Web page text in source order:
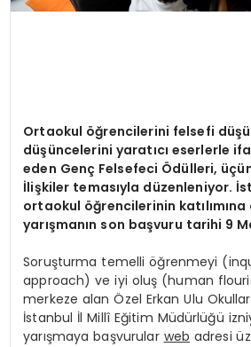
Ortaokul öğrencilerini felsefi
düşüncelerini yaratıcı eserlerle
eden Genç Felsefeci Ödülleri,
İlişkiler temasıyla düzenleniyor.
ortaokul öğrencilerinin katılımına
yarışmanın son başvuru tarihi 9
Soruşturma temelli öğrenmeyi
approach) ve iyi oluş (human
merkeze alan Özel Erkan Ulu
İstanbul İl Millî Eğitim Müdürlüğü
yarışmaya başvurular web adresi